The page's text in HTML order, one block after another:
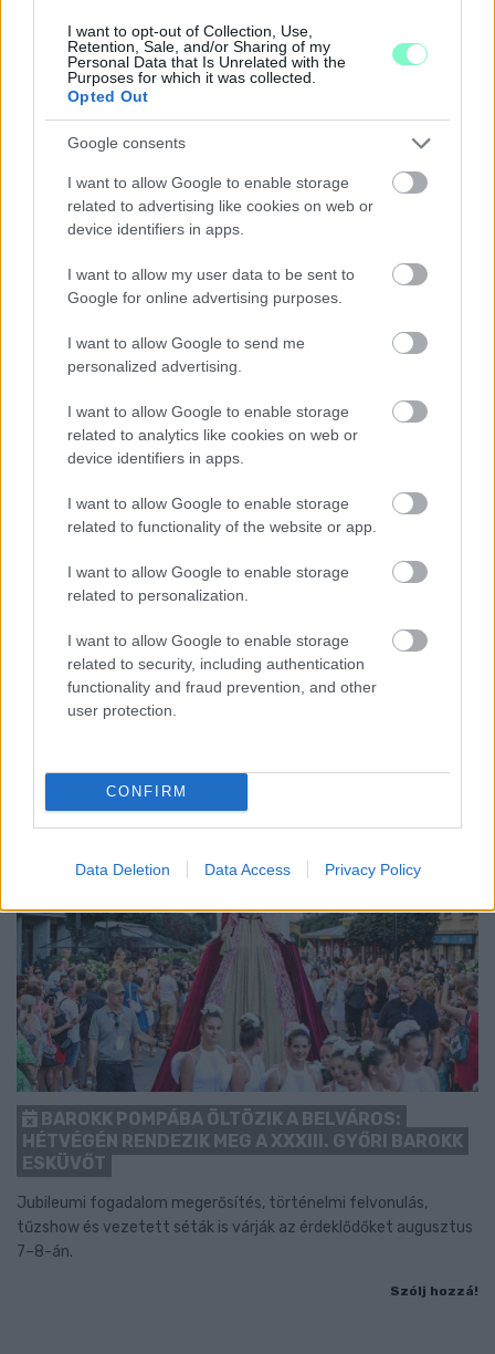
I want to opt-out of Collection, Use,
Retention, Sale, and/or Sharing of my
Personal Data that Is Unrelated with the
Purposes for which it was collected.
Opted Out
Google consents
I want to allow Google to enable storage
related to advertising like cookies on web or
device identifiers in apps.
I want to allow my user data to be sent to
Google for online advertising purposes.
I want to allow Google to send me
personalized advertising.
I want to allow Google to enable storage
related to analytics like cookies on web or
device identifiers in apps.
I want to allow Google to enable storage
related to functionality of the website or app.
I want to allow Google to enable storage
related to personalization.
I want to allow Google to enable storage
related to security, including authentication
functionality and fraud prevention, and other
user protection.
CONFIRM
Data Deletion Data Access Privacy Policy
Középpontban a hagyományőrzés, de lesz Pogány Induló és
Majka koncert, jóga szeánsz, “borhajózás” és egy csomó minden
Szólj hozzá!
A GYŐRI AUDI ETO KC PÉNTEKI FELKÉSZÜLÉSI
MÉRKŐZÉSE
Az energiaellátás tehermentesítése érdekében másfél órával
előrébb hozták a Brest Bretagne Handball elleni találkozó
kezdését.
BAROKK POMPÁBA ÖLTÖZIK A BELVÁROS:
HÉTVÉGÉN RENDEZIK MEG A XXXIII. GYŐRI BAROKK
ESKÜVŐT
Jubileumi fogadalom megerősítés, történelmi felvonulás,
tűzshow és vezetett séták is várják az érdeklődőket augusztus
7–8-án.
Szólj hozzá!